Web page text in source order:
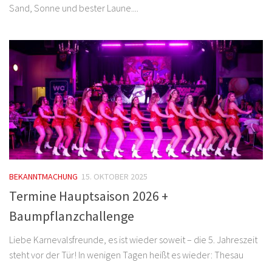
Sand, Sonne und bester Laune....
BEKANNTMACHUNG 15. OKTOBER 2025
Termine Hauptsaison 2026 +
Baumpflanzchallenge
Liebe Karnevalsfreunde, es ist wieder soweit – die 5. Jahreszeit
steht vor der Tür! In wenigen Tagen heißt es wieder: Thesau